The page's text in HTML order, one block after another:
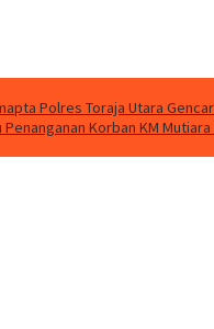
Polres Toraja Utara
Korban KM